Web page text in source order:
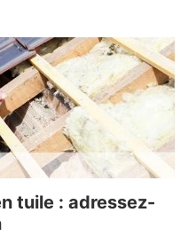
tuile : adressez-